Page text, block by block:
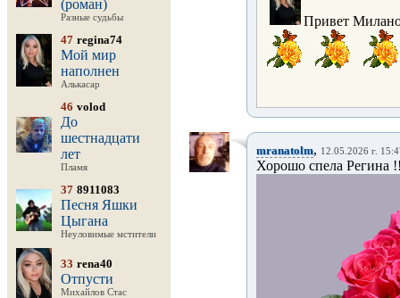
(роман)
Разные судьбы
47 regina74
Мой мир
наполнен
Алькасар
46 volod
До
шестнадцати
лет
Пламя
37 8911083
Песня Яшки
Цыгана
Неуловимые мстители
33 rena40
Отпусти
Михайлов Стас
Привет
mranatolm, 12.05.2026 г.
Хорошо спела